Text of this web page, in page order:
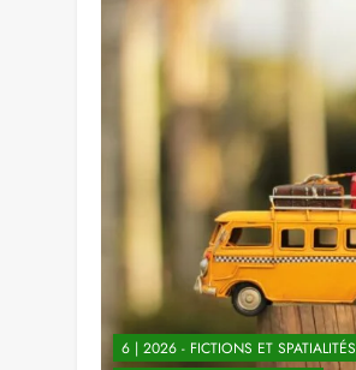
6 | 2026 - FICTIONS ET SPATIALITÉS